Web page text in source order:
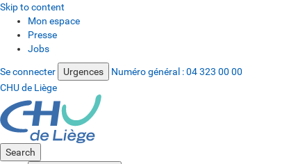
Skip to content
Mon espace
Presse
Jobs
Se connecter Urgences Numéro général :04 323 00 00
CHU de Liège
Search